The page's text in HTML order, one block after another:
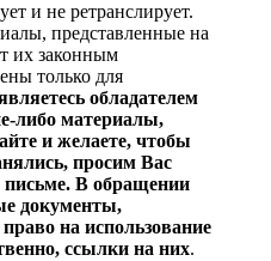
и не ретранслирует.
представленные на
их законным
только для
обладателем
либо материалы,
и желаете, чтобы
просим Вас
В обращении
документы,
на использование
ссылки на них.